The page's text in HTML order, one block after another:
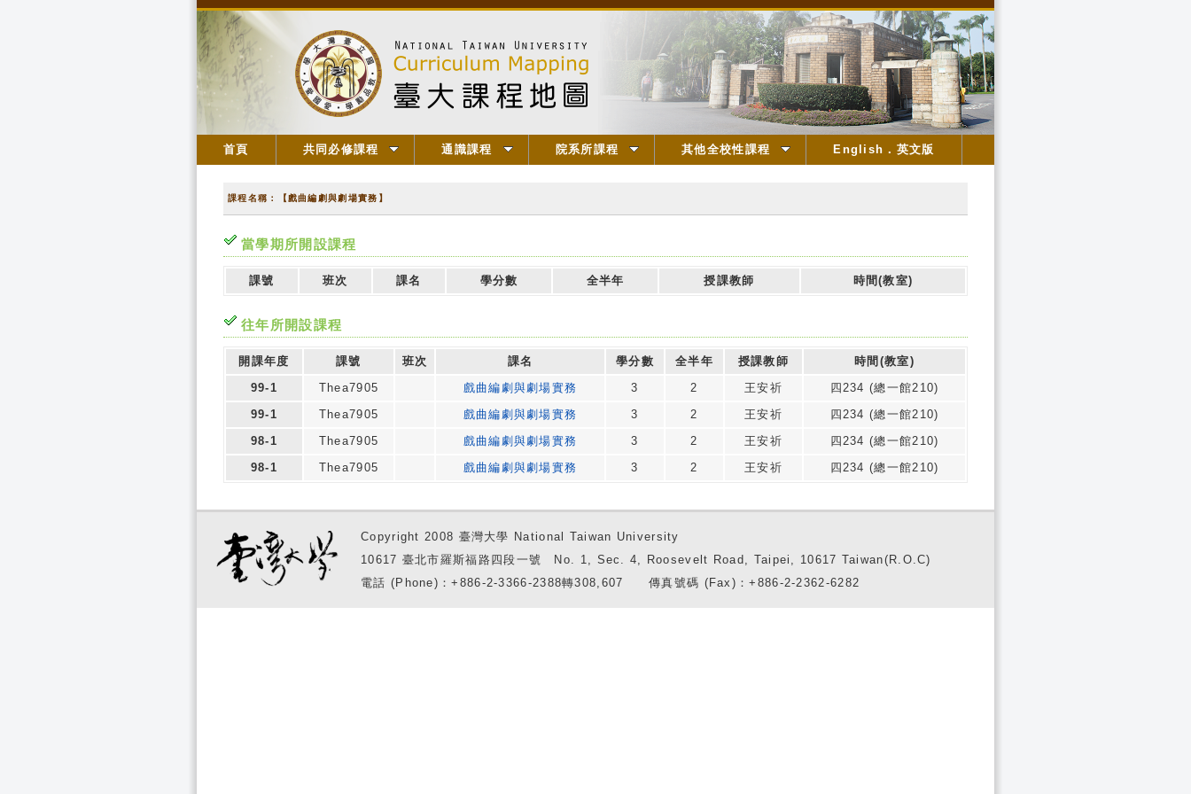
首頁 共同必修課程 通識課程 院系所課程 其他全校性課程 English．英文版
課程名稱：【戲曲編劇與劇場實務】
當學期所開設課程
課號 班次 課名 學分數 全半年 授課教師 時間(教室)
往年所開設課程
開課年度 課號 班次 課名 學分數 全半年 授課教師
時間(教室)
99-1
Thea7905 戲曲編劇與劇場實務 3 2 王安祈
四234 (總一館210)
99-1
Thea7905 戲曲編劇與劇場實務 3 2 王安祈
四234 (總一館210)
98-1
Thea7905 戲曲編劇與劇場實務 3 2 王安祈
四234 (總一館210)
98-1
Thea7905 戲曲編劇與劇場實務 3 2 王安祈 四234 (總一館210)
Copyright 2008 臺灣大學 National Taiwan University
10617 臺北市羅斯福路四段一號 No. 1, Sec. 4, Roosevelt Road, Taipei, 10617 Taiwan(R.O.C)
電話 (Phone)：+886-2-3366-2388轉308,607 傳真號碼 (Fax)：+886-2-2362-6282